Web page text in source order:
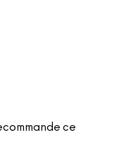
ce